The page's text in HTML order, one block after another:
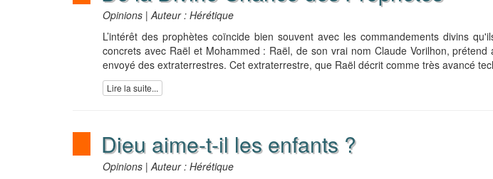
Opinions | Auteur : Hérétique
L’intérêt des prophètes coïncide bien souvent avec les commandements divins
concrets avec Raël et Mohammed : Raël, de son vrai nom Claude Vorilhon,
envoyé des extraterrestres. Cet extraterrestre, que Raël décrit comme très avancé
Lire la suite...
Dieu aime-t-il les enfants ?
Opinions | Auteur : Hérétique